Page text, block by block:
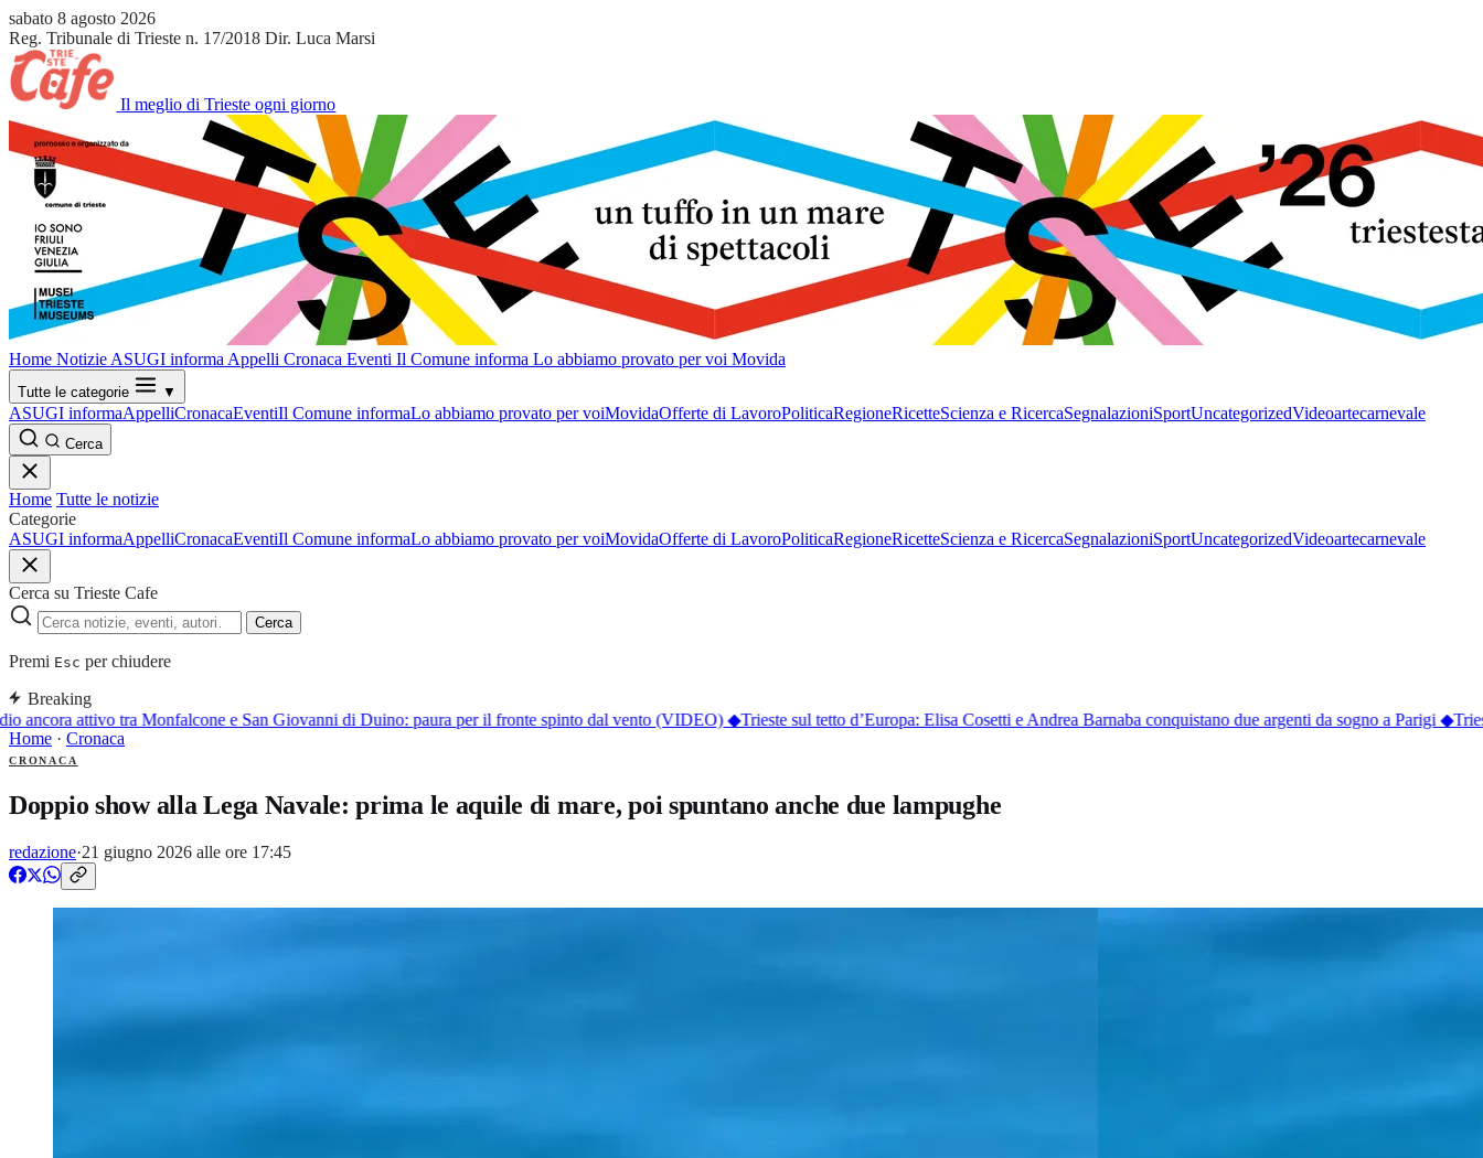
sabato 8 agosto 2026
Reg. Tribunale di Trieste n. 17/2018 Dir. Luca Marsi
Il meglio di Trieste ogni giorno
Home Notizie ASUGI informa Appelli Cronaca Eventi Il Comune informa Lo abbiamo provato per voi Movida
Tutte le categorie ▼
ASUGI informaAppelliCronacaEventiIl Comune informaLo abbiamo provato per voiMovidaOfferte di LavoroPoliticaRegioneRicetteScienza e RicercaSegnalazioniSportUncategorizedVideoartecarnevale
Cerca
Home Tutte le notizie
Categorie
ASUGI informaAppelliCronacaEventiIl Comune informaLo abbiamo provato per voiMovidaOfferte di LavoroPoliticaRegioneRicetteScienza e RicercaSegnalazioniSportUncategorizedVideoartecarnevale
Cerca su Trieste Cafe
Cerca
Premi Esc per chiudere
Breaking
ancora attivo tra Monfalcone e San Giovanni di Duino: paura per il fronte spinto dal vento (VIDEO)◆Trieste sul tetto d’Europa: Elisa Cosetti e Andrea Barnaba conquistano due argenti da sogno a Parigi◆
Home · Cronaca
CRONACA
Doppio show alla Lega Navale: prima le aquile di mare, poi spuntano anche due lampughe
redazione·21 giugno 2026 alle ore 17:45